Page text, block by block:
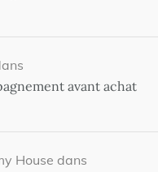
avant achat
House dans